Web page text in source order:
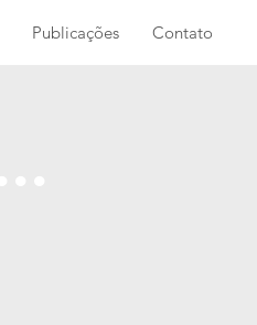
Publicações Contato